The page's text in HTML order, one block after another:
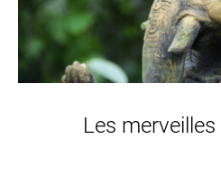
Les merveilles